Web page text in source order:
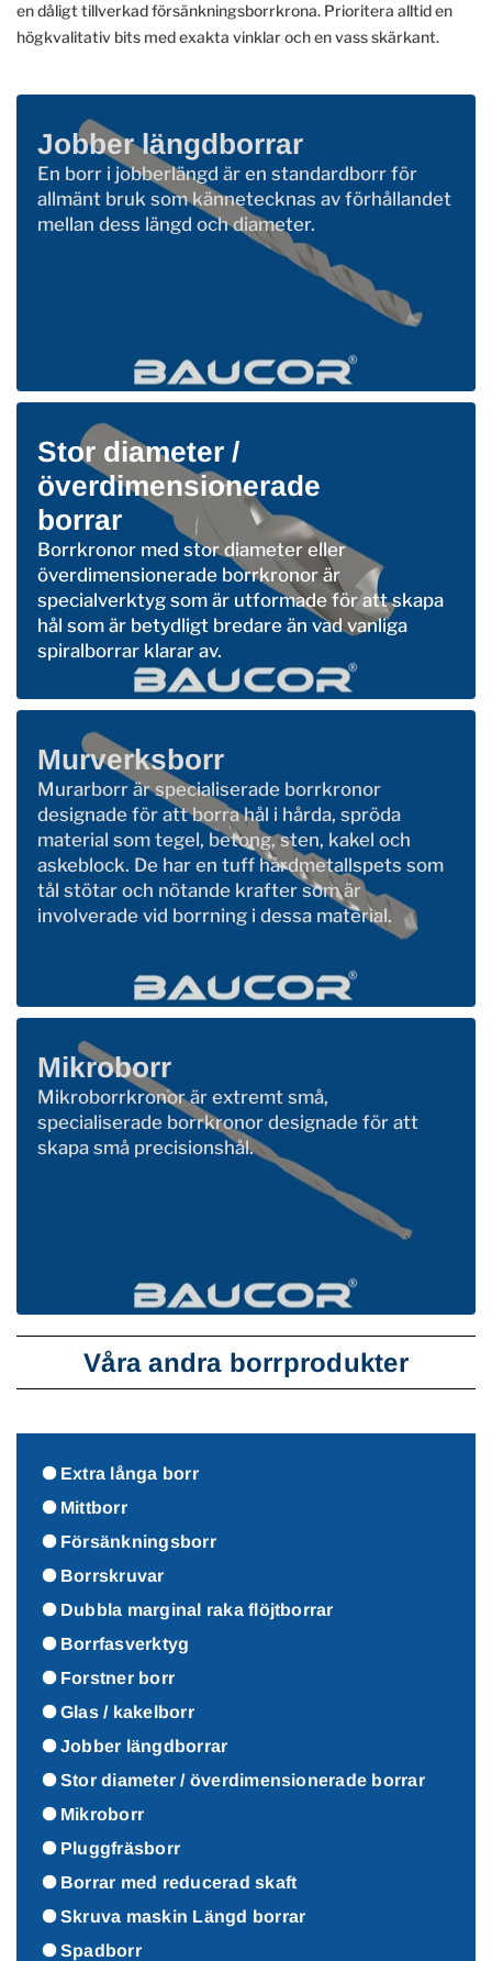
en dåligt tillverkad försänkningsborrkrona. Prioritera alltid en
högkvalitativ bits med exakta vinklar och en vass skärkant.
Jobber längdborrar
En borr i jobberlängd är en standardborr för
allmänt bruk som kännetecknas av förhållandet
mellan dess längd och diameter.
Stor diameter /
överdimensionerade
borrar
Borrkronor med stor diameter eller
överdimensionerade borrkronor är
specialverktyg som är utformade för att skapa
hål som är betydligt bredare än vad vanliga
spiralborrar klarar av.
Murverksborr
Murarborr är specialiserade borrkronor
designade för att borra hål i hårda, spröda
material som tegel, betong, sten, kakel och
askeblock. De har en tuff hårdmetallspets som
tål stötar och nötande krafter som är
involverade vid borrning i dessa material.
Mikroborr
Mikroborrkronor är extremt små,
specialiserade borrkronor designade för att
skapa små precisionshål.
Våra andra borrprodukter
Extra långa borr
Mittborr
Försänkningsborr
Borrskruvar
Dubbla marginal raka flöjtborrar
Borrfasverktyg
Forstner borr
Glas / kakelborr
Jobber längdborrar
Stor diameter / överdimensionerade borrar
Mikroborr
Pluggfräsborr
Borrar med reducerad skaft
Skruva maskin Längd borrar
Spadborr